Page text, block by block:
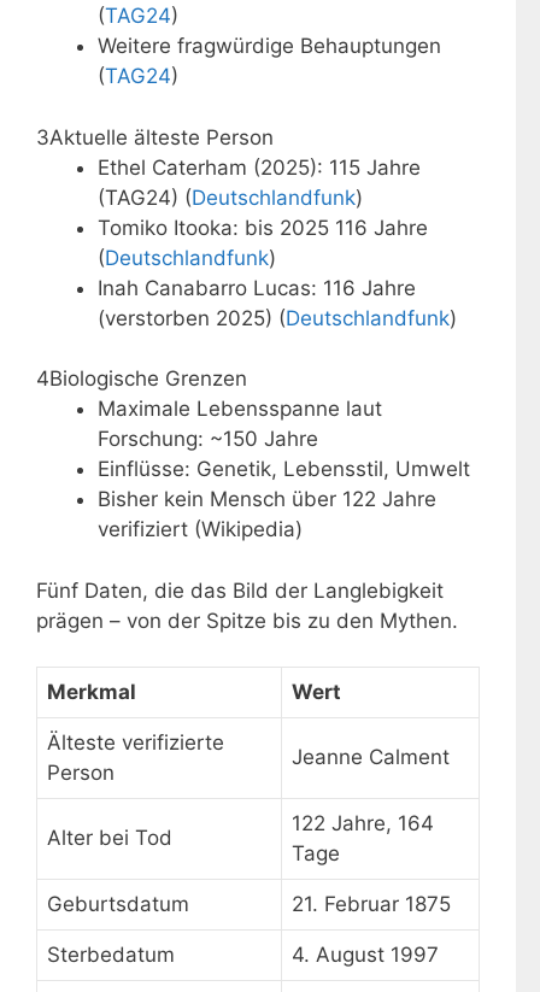
(TAG24)
Weitere fragwürdige Behauptungen
(TAG24)
3Aktuelle älteste Person
Ethel Caterham (2025): 115 Jahre
(TAG24) (Deutschlandfunk)
Tomiko Itooka: bis 2025 116 Jahre
(Deutschlandfunk)
Inah Canabarro Lucas: 116 Jahre
(verstorben 2025) (Deutschlandfunk)
4Biologische Grenzen
Maximale Lebensspanne laut
Forschung: ~150 Jahre
Einflüsse: Genetik, Lebensstil, Umwelt
Bisher kein Mensch über 122 Jahre
verifiziert (Wikipedia)
Fünf Daten, die das Bild der Langlebigkeit
prägen – von der Spitze bis zu den Mythen.
Merkmal Wert
Älteste verifizierte
Person
Jeanne Calment
Alter bei Tod
122 Jahre, 164
Tage
Geburtsdatum 21. Februar 1875
Sterbedatum 4. August 1997